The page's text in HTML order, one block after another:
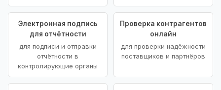
Электронная подпись
для отчётности
для подписи и отправки
отчётности в
контролирующие органы
Проверка контрагентов
онлайн
для проверки надёжности
поставщиков и партнёров